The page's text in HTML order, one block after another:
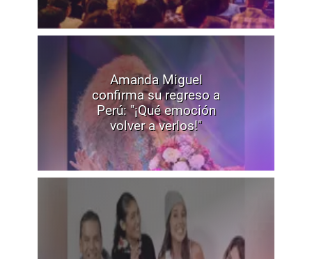
Amanda Miguel
confirma su regreso a
Perú: "¡Qué emoción
volver a verlos!"